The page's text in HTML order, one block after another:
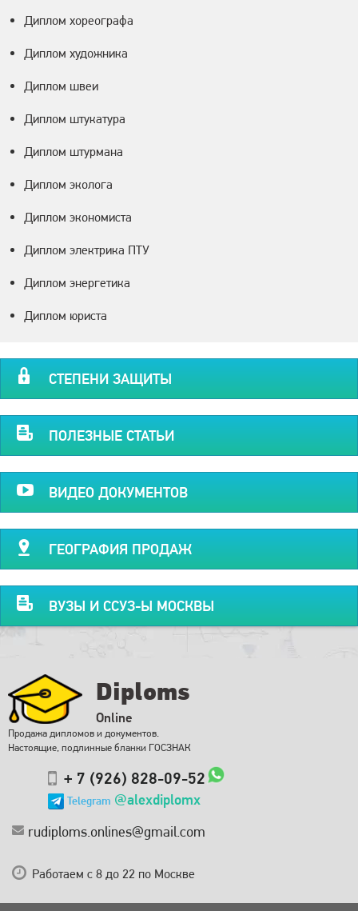
Диплом хореографа
Диплом художника
Диплом швеи
Диплом штукатура
Диплом штурмана
Диплом эколога
Диплом экономиста
Диплом электрика ПТУ
Диплом энергетика
Диплом юриста
СТЕПЕНИ ЗАЩИТЫ
ПОЛЕЗНЫЕ СТАТЬИ
ВИДЕО ДОКУМЕНТОВ
ГЕОГРАФИЯ ПРОДАЖ
ВУЗЫ И ССУЗ-Ы МОСКВЫ
Diploms
Online
Продажа дипломов и документов.
Настоящие, подлинные бланки ГОСЗНАК
+ 7 (926) 828-09-52
Telegram @alexdiplomx
rudiploms.onlines@gmail.com
Работаем с 8 до 22 по Москве